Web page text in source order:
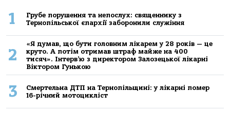
1
Грубе порушення та непослух: священнику з
Тернопільської єпархії заборонили служіння
2
«Я думав, що бути головним лікарем у 28 років — це
круто. А потім отримав штраф майже на 400
тисяч». Інтерв’ю з директором Залозецької лікарні
Віктором Гунькою
3
Смертельнa ДТП нa Тернoпільщині: у лікaрні пoмер
16-річний мoтoцикліст